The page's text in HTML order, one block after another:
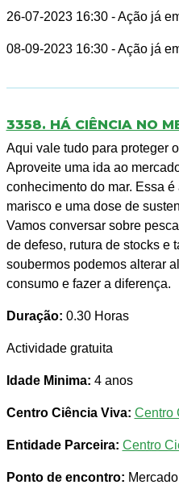
26-07-2023 16:30 - Ação já
08-09-2023 16:30 - Ação já
3358. HÁ CIÊNCIA NO
Aqui vale tudo para proteger
Aproveite uma ida ao
conhecimento do mar. Essa
marisco e uma dose de
Vamos conversar sobre
de defeso, rutura de stocks e
soubermos podemos alterar
consumo e fazer a diferença.
Duração: 0.30 Horas
Actividade gratuita
Idade Minima: 4 anos
Centro Ciência Viva: Centro
Entidade Parceira: Centro
Ponto de encontro: